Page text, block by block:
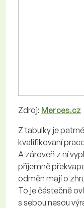
Zdroj: Merces.cz
Z tabulky je
kvalifikovaní
A zároveň z ní
příjemně
odměn mají o
To je částečně
s sebou nesou